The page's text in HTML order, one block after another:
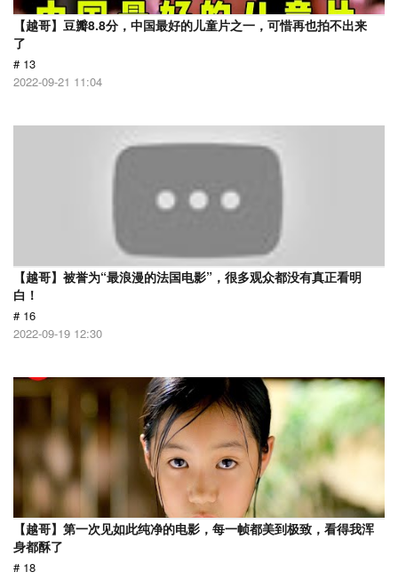
【越哥】豆瓣8.8分，中国最好的儿童片之一，可惜再也拍不出来
了
# 13
2022-09-21 11:04
【越哥】被誉为“最浪漫的法国电影”，很多观众都没有真正看明
白！
# 16
2022-09-19 12:30
【越哥】第一次见如此纯净的电影，每一帧都美到极致，看得我浑
身都酥了
# 18